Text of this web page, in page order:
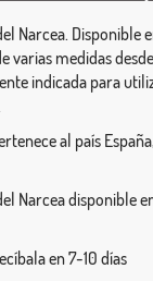
Narcea. Disponible
varias medidas
indicada para
al país
Narcea disponible
en 7-10 días